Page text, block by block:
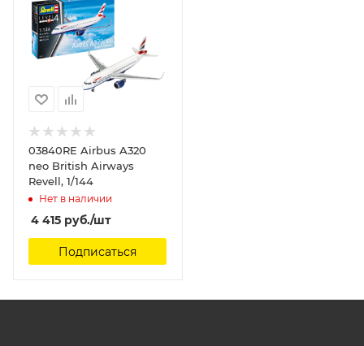
03840RE Airbus A320
neo British Airways
Revell, 1/144
Нет в наличии
4 415 руб./шт
Подписаться